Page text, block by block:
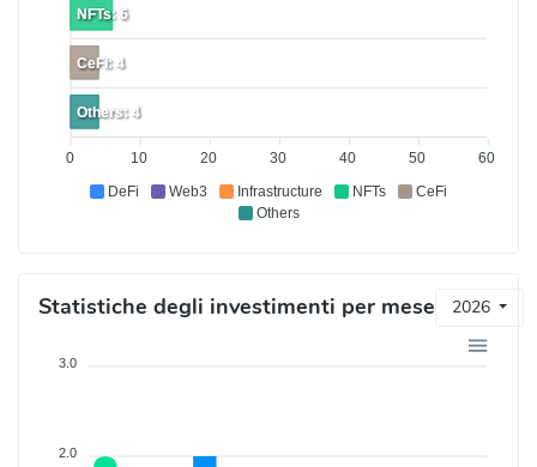
DeFi Web3 Infrastructure NFTs
CeFi
Others
60
50
40
30
20
10
0
NFTs: 6
CeFi: 4
Others: 4
Statistiche degli investimenti per mese 2026
3.0
2.0